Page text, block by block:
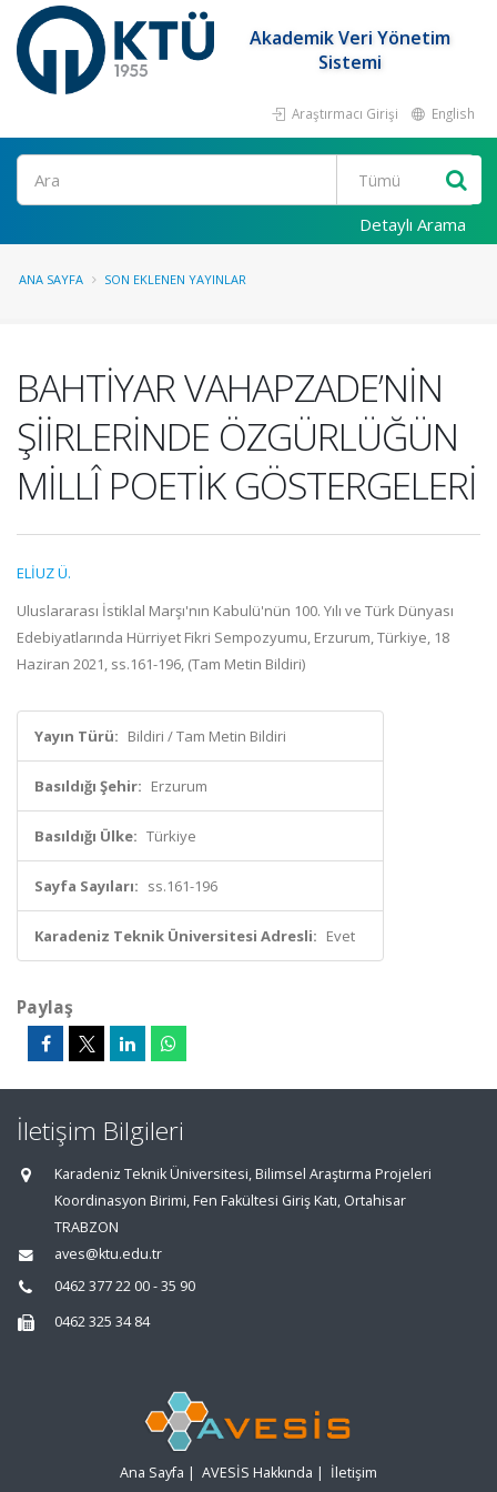
Akademik Veri Yönetim
Sistemi
Araştırmacı Girişi English
Ara
Detaylı Arama
ANA SAYFA SON EKLENEN YAYINLAR
BAHTİYAR VAHAPZADE’NİN
ŞİİRLERİNDE ÖZGÜRLÜĞÜN
MİLLÎ POETİK GÖSTERGELERİ
ELİUZ Ü.
Uluslararası İstiklal Marşı'nın Kabulü'nün 100. Yılı ve Türk Dünyası
Edebiyatlarında Hürriyet Fikri Sempozyumu, Erzurum, Türkiye, 18
Haziran 2021, ss.161-196, (Tam Metin Bildiri)
Yayın Türü: Bildiri / Tam Metin Bildiri
Basıldığı Şehir: Erzurum
Basıldığı Ülke: Türkiye
Sayfa Sayıları: ss.161-196
Karadeniz Teknik Üniversitesi Adresli: Evet
Paylaş
İletişim Bilgileri
Karadeniz Teknik Üniversitesi, Bilimsel Araştırma Projeleri
Koordinasyon Birimi, Fen Fakültesi Giriş Katı, Ortahisar
TRABZON
aves@ktu.edu.tr
0462 377 22 00 - 35 90
0462 325 34 84
Ana Sayfa | AVESİS Hakkında | İletişim